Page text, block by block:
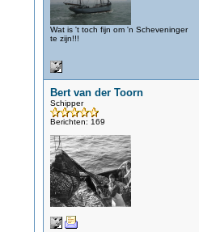
Wat is 't toch fijn om 'n Scheveninger
te zijn!!!
Bert van der Toorn
Schipper
Berichten: 169